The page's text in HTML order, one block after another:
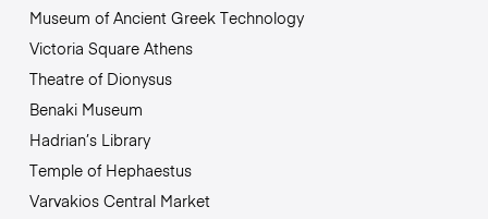
Museum of Ancient Greek Technology
Victoria Square Athens
Theatre of Dionysus
Benaki Museum
Hadrian’s Library
Temple of Hephaestus
Varvakios Central Market